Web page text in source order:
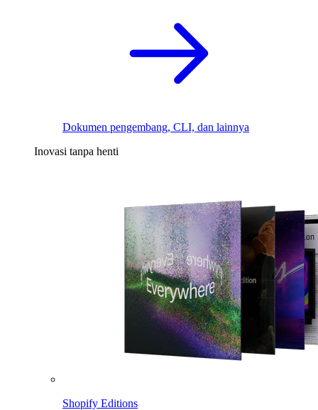
Dokumen pengembang, CLI, dan lainnya
Inovasi tanpa henti
Shopify Editions